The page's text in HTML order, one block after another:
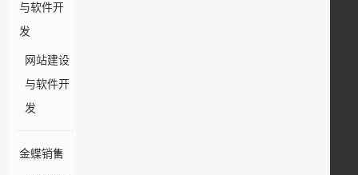
与软件开
发
网站建设
与软件开
发
金蝶销售